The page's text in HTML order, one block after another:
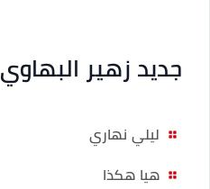
جديد زهير البهاوي
ليلي نهاري
هيا هكذا